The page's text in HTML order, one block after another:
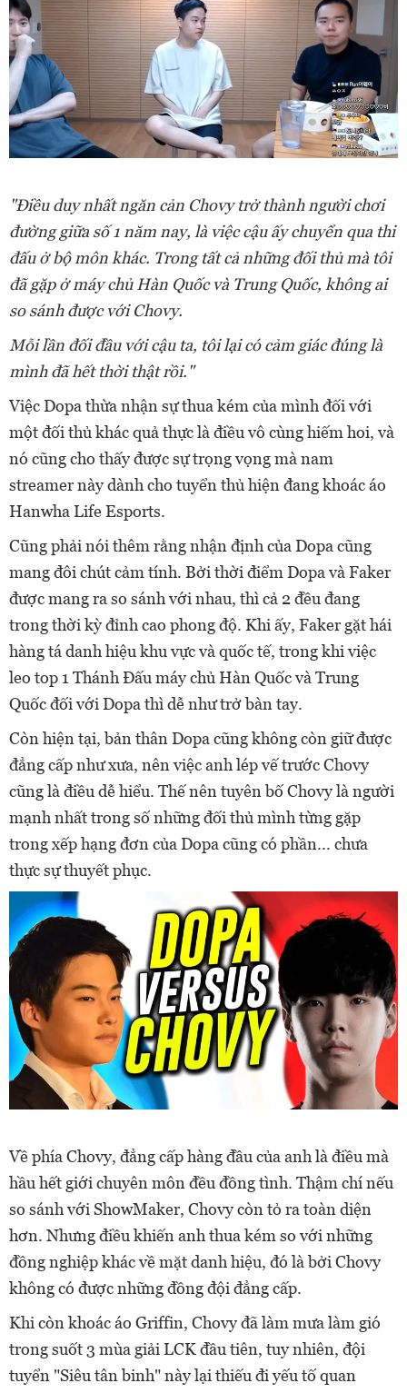
"Điều duy nhất ngăn cản Chovy trở thành người chơi
đường giữa số 1 năm nay, là việc cậu ấy chuyển qua thi
đấu ở bộ môn khác. Trong tất cả những đối thủ mà tôi
đã gặp ở máy chủ Hàn Quốc và Trung Quốc, không ai
so sánh được với Chovy.
Mỗi lần đối đầu với cậu ta, tôi lại có cảm giác đúng là
mình đã hết thời thật rồi."
Việc Dopa thừa nhận sự thua kém của mình đối với
một đối thủ khác quả thực là điều vô cùng hiếm hoi, và
nó cũng cho thấy được sự trọng vọng mà nam
streamer này dành cho tuyển thủ hiện đang khoác áo
Hanwha Life Esports.
Cũng phải nói thêm rằng nhận định của Dopa cũng
mang đôi chút cảm tính. Bởi thời điểm Dopa và Faker
được mang ra so sánh với nhau, thì cả 2 đều đang
trong thời kỳ đỉnh cao phong độ. Khi ấy, Faker gặt hái
hàng tá danh hiệu khu vực và quốc tế, trong khi việc
leo top 1 Thánh Đấu máy chủ Hàn Quốc và Trung
Quốc đối với Dopa thì dễ như trở bàn tay.
Còn hiện tại, bản thân Dopa cũng không còn giữ được
đẳng cấp như xưa, nên việc anh lép vế trước Chovy
cũng là điều dễ hiểu. Thế nên tuyên bố Chovy là người
mạnh nhất trong số những đối thủ mình từng gặp
trong xếp hạng đơn của Dopa cũng có phần... chưa
thực sự thuyết phục.
Về phía Chovy, đẳng cấp hàng đầu của anh là điều mà
hầu hết giới chuyên môn đều đồng tình. Thậm chí nếu
so sánh với ShowMaker, Chovy còn tỏ ra toàn diện
hơn. Nhưng điều khiến anh thua kém so với những
đồng nghiệp khác về mặt danh hiệu, đó là bởi Chovy
không có được những đồng đội đẳng cấp.
Khi còn khoác áo Griffin, Chovy đã làm mưa làm gió
trong suốt 3 mùa giải LCK đầu tiên, tuy nhiên, đội
tuyển "Siêu tân binh" này lại thiếu đi yếu tố quan